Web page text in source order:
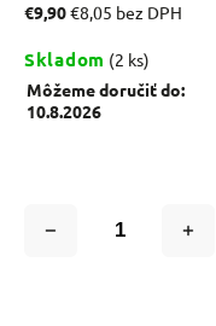
€9,90€8,05 bez DPH
Skladom (2 ks)
Môžeme doručiť do:
10.8.2026